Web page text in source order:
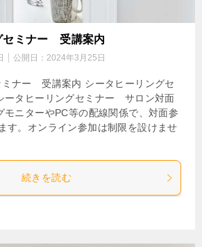
セミナー 受講案内
公開日： 2024年3月25日
ミナー 受講案内 シータヒーリングセ
タヒーリングセミナー サロン対面
モニターやPC等の配線関係で、対面参
す。オンライン参加は制限を設けませ
続きを読む